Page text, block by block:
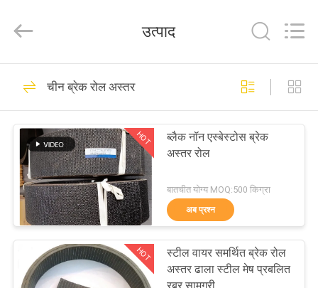
उत्पादों
हमारे
बारे
कारखाना
Reserved.
ब्रेक लाइनिंग रोल
42
ब्रेक रोल अस्तर
23
उत्पाद
चीन ब्रेक रोल अस्तर
HOT
ब्लैक नॉन एस्बेस्टोस ब्रेक
अस्तर रोल
बातचीत योग्य MOQ:500 किग्रा
अब प्रश्न
HOT
स्टील वायर समर्थित ब्रेक रोल
अस्तर ढाला स्टील मेष प्रबलित